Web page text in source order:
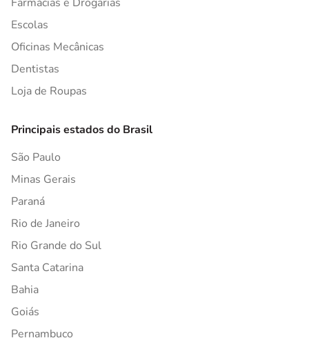
Escolas
Oficinas Mecânicas
Dentistas
Loja de Roupas
Principais estados do Brasil
São Paulo
Minas Gerais
Paraná
Rio de Janeiro
Rio Grande do Sul
Santa Catarina
Bahia
Goiás
Pernambuco